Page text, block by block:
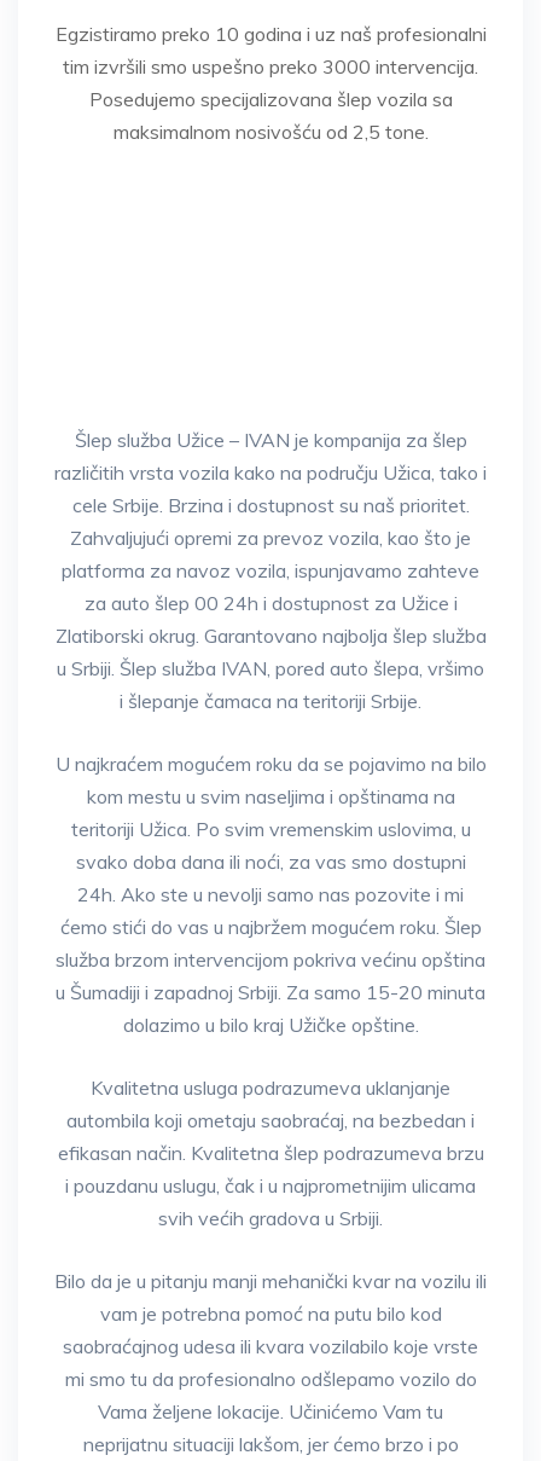
Egzistiramo preko 10 godina i uz naš profesionalni
tim izvršili smo uspešno preko 3000 intervencija.
Posedujemo specijalizovana šlep vozila sa
maksimalnom nosivošću od 2,5 tone.
Šlep služba Užice – IVAN je kompanija za šlep
različitih vrsta vozila kako na području Užica, tako i
cele Srbije. Brzina i dostupnost su naš prioritet.
Zahvaljujući opremi za prevoz vozila, kao što je
platforma za navoz vozila, ispunjavamo zahteve
za auto šlep 00 24h i dostupnost za Užice i
Zlatiborski okrug. Garantovano najbolja šlep služba
u Srbiji. Šlep služba IVAN, pored auto šlepa, vršimo
i šlepanje čamaca na teritoriji Srbije.
U najkraćem mogućem roku da se pojavimo na bilo
kom mestu u svim naseljima i opštinama na
teritoriji Užica. Po svim vremenskim uslovima, u
svako doba dana ili noći, za vas smo dostupni
24h. Ako ste u nevolji samo nas pozovite i mi
ćemo stići do vas u najbržem mogućem roku. Šlep
služba brzom intervencijom pokriva većinu opština
u Šumadiji i zapadnoj Srbiji. Za samo 15-20 minuta
dolazimo u bilo kraj Užičke opštine.
Kvalitetna usluga podrazumeva uklanjanje
autombila koji ometaju saobraćaj, na bezbedan i
efikasan način. Kvalitetna šlep podrazumeva brzu
i pouzdanu uslugu, čak i u najprometnijim ulicama
svih većih gradova u Srbiji.
Bilo da je u pitanju manji mehanički kvar na vozilu ili
vam je potrebna pomoć na putu bilo kod
saobraćajnog udesa ili kvara vozilabilo koje vrste
mi smo tu da profesionalno odšlepamo vozilo do
Vama željene lokacije. Učinićemo Vam tu
neprijatnu situaciji lakšom, jer ćemo brzo i po